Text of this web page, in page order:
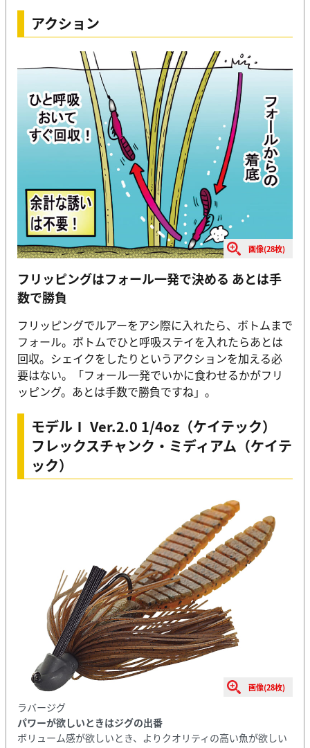
アクション
画像(28枚)
フリッピングはフォール一発で決める あとは手
数で勝負
フリッピングでルアーをアシ際に入れたら、ボトムまで
フォール。ボトムでひと呼吸ステイを入れたらあとは
回収。シェイクをしたりというアクションを加える必
要はない。「フォール一発でいかに食わせるかがフリ
ッピング。あとは手数で勝負ですね」。
モデルⅠ Ver.2.0 1/4oz（ケイテック）
フレックスチャンク・ミディアム（ケイテ
ック）
画像(28枚)
ラバージグ
パワーが欲しいときはジグの出番
ボリューム感が欲しいとき、よりクオリティの高い魚が欲しい